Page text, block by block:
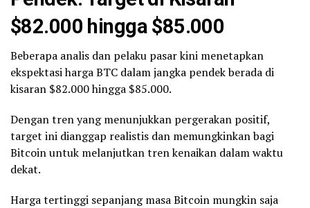
$82.000 hingga $85.000
Beberapa analis dan pelaku pasar kini menetapkan
ekspektasi harga BTC dalam jangka pendek berada di
kisaran $82.000 hingga $85.000.
Dengan tren yang menunjukkan pergerakan positif,
target ini dianggap realistis dan memungkinkan bagi
Bitcoin untuk melanjutkan tren kenaikan dalam waktu
dekat.
Harga tertinggi sepanjang masa Bitcoin mungkin saja